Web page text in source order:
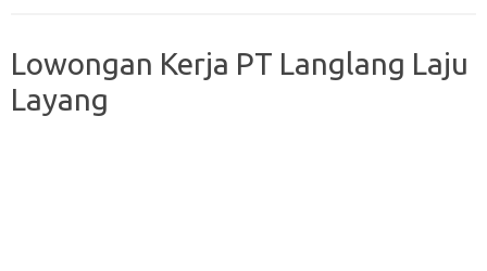
Lowongan Kerja PT Langlang Laju
Layang